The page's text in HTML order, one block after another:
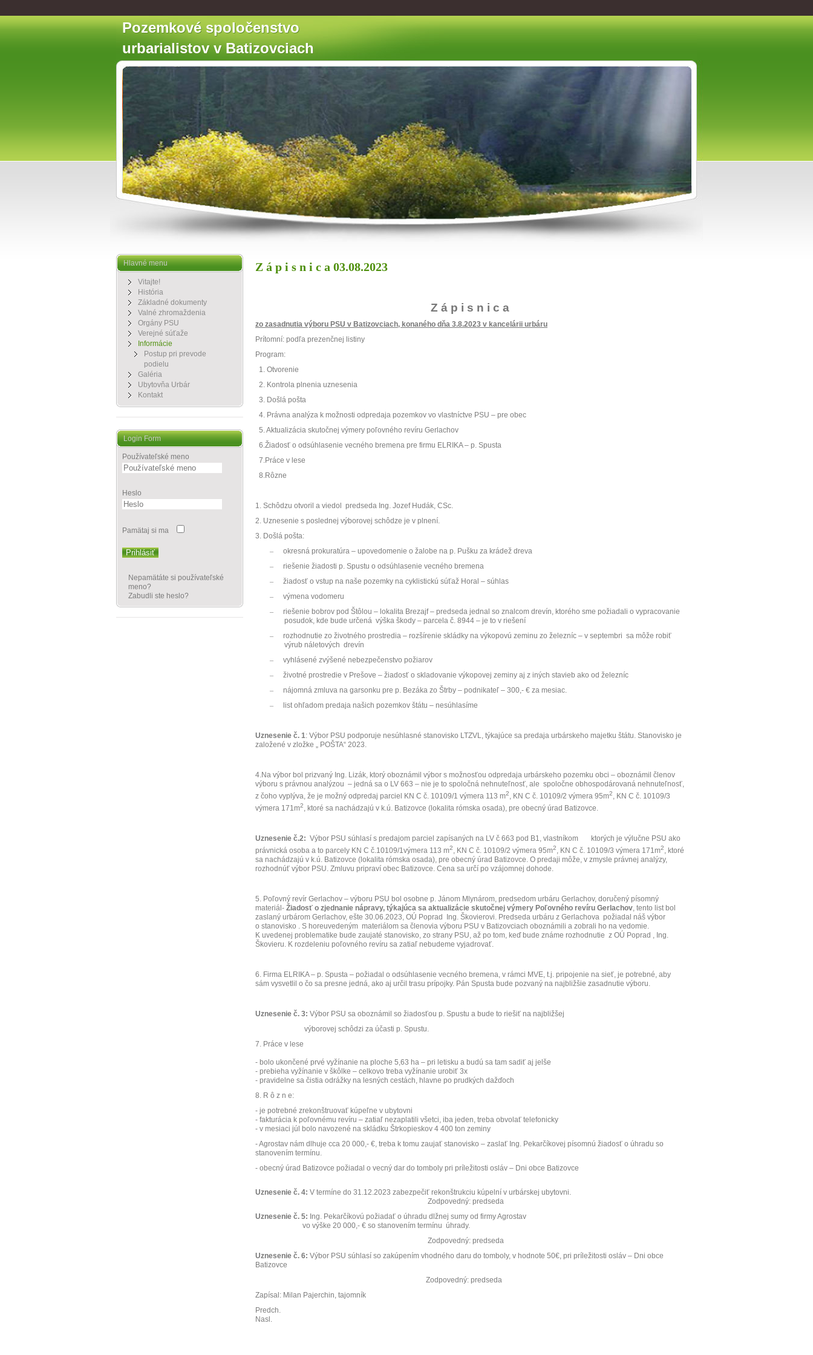
Pozemkové spoločenstvo
urbarialistov v Batizovciach
Hlavné menu
Vitajte!
História
Základné dokumenty
Valné zhromaždenia
Orgány PSU
Verejné súťaže
Informácie
Postup pri prevode
podielu
Galéria
Ubytovňa Urbár
Kontakt
Login Form
Používateľské meno
Heslo
Pamätaj si ma
Prihlásiť
Nepamätáte si používateľské
meno?
Zabudli ste heslo?
Z á p i s n i c a 03.08.2023
Z á p i s n i c a
zo zasadnutia výboru PSU v Batizovciach, konaného dňa 3.8.2023 v kancelárii urbáru
Prítomní: podľa prezenčnej listiny
Program:
1. Otvorenie
2. Kontrola plnenia uznesenia
3. Došlá pošta
4. Právna analýza k možnosti odpredaja pozemkov vo vlastníctve PSU – pre obec
5. Aktualizácia skutočnej výmery poľovného revíru Gerlachov
6.Žiadosť o odsúhlasenie vecného bremena pre firmu ELRIKA – p. Spusta
7.Práce v lese
8.Rôzne
1. Schôdzu otvoril a viedol
predseda Ing. Jozef Hudák, CSc.
2. Uznesenie s poslednej výborovej schôdze je v plnení.
3. Došlá pošta:
–
okresná prokuratúra – upovedomenie o žalobe na p. Pušku za krádež dreva
–
riešenie žiadosti p. Spustu o odsúhlasenie vecného bremena
–
žiadosť o vstup na naše pozemky na cyklistickú súťaž Horal – súhlas
–
výmena vodomeru
–
riešenie bobrov pod Štôlou – lokalita Brezajf – predseda jednal so znalcom drevín, ktorého sme požiadali o vypracovanie
posudok, kde bude určená výška škody – parcela č. 8944 – je to v riešení
–
rozhodnutie zo životného prostredia – rozšírenie skládky na výkopovú zeminu zo železníc – v septembri sa môže robiť
výrub náletových drevín
–
vyhlásené zvýšené nebezpečenstvo požiarov
–
životné prostredie v Prešove – žiadosť o skladovanie výkopovej zeminy aj z iných stavieb ako od železníc
–
nájomná zmluva na garsonku pre p. Bezáka zo Štrby – podnikateľ – 300,- € za mesiac.
–
list ohľadom predaja našich pozemkov štátu – nesúhlasíme
Uznesenie č. 1: Výbor PSU podporuje nesúhlasné stanovisko LTZVL, týkajúce sa predaja urbárskeho majetku štátu. Stanovisko je
založené v zložke „ POŠTA“ 2023.
4.Na výbor bol prizvaný Ing. Lizák, ktorý oboznámil výbor s možnosťou odpredaja urbárskeho pozemku obci – oboznámil členov
výboru s právnou analýzou – jedná sa o LV 663 – nie je to spoločná nehnuteľnosť, ale spoločne obhospodárovaná nehnuteľnosť,
z čoho vyplýva, že je možný odpredaj parciel KN C č. 10109/1 výmera 113 m2, KN C č. 10109/2 výmera 95m2, KN C č. 10109/3
výmera 171m2, ktoré sa nachádzajú v k.ú. Batizovce (lokalita rómska osada), pre obecný úrad Batizovce.
Uznesenie č.2: Výbor PSU súhlasí s predajom parciel zapísaných na LV č 663 pod B1, vlastníkom
ktorých je výlučne PSU ako
právnická osoba a to parcely KN C č.10109/1výmera 113 m2, KN C č. 10109/2 výmera 95m2, KN C č. 10109/3 výmera 171m2, ktoré
sa nachádzajú v k.ú. Batizovce (lokalita rómska osada), pre obecný úrad Batizovce. O predaji môže, v zmysle právnej analýzy,
rozhodnúť výbor PSU. Zmluvu pripraví obec Batizovce. Cena sa určí po vzájomnej dohode.
5. Poľovný revír Gerlachov – výboru PSU bol osobne p. Jánom Mlynárom, predsedom urbáru Gerlachov, doručený písomný
materiál- Žiadosť o zjednanie nápravy, týkajúca sa aktualizácie skutočnej výmery Poľovného revíru Gerlachov, tento list bol
zaslaný urbárom Gerlachov, ešte 30.06.2023, OÚ Poprad
Ing. Škovierovi. Predseda urbáru z Gerlachova požiadal náš výbor
o stanovisko . S horeuvedeným materiálom sa členovia výboru PSU v Batizovciach oboznámili a zobrali ho na vedomie.
K uvedenej problematike bude zaujaté stanovisko, zo strany PSU, až po tom, keď bude známe rozhodnutie z OÚ Poprad , Ing.
Škovieru. K rozdeleniu poľovného revíru sa zatiaľ nebudeme vyjadrovať.
6. Firma ELRIKA – p. Spusta – požiadal o odsúhlasenie vecného bremena, v rámci MVE, t.j. pripojenie na sieť, je potrebné, aby
sám vysvetlil o čo sa presne jedná, ako aj určil trasu prípojky. Pán Spusta bude pozvaný na najbližšie zasadnutie výboru.
Uznesenie č. 3: Výbor PSU sa oboznámil so žiadosťou p. Spustu a bude to riešiť na najbližšej
výborovej schôdzi za účasti p. Spustu.
7. Práce v lese
- bolo ukončené prvé vyžínanie na ploche 5,63 ha – pri letisku a budú sa tam sadiť aj jelše
- prebieha vyžínanie v škôlke – celkovo treba vyžínanie urobiť 3x
- pravidelne sa čistia odrážky na lesných cestách, hlavne po prudkých dažďoch
8. R ô z n e:
- je potrebné zrekonštruovať kúpeľne v ubytovni
- fakturácia k poľovnému revíru – zatiaľ nezaplatili všetci, iba jeden, treba obvolať telefonicky
- v mesiaci júl bolo navozené na skládku Štrkopieskov 4 400 ton zeminy
- Agrostav nám dlhuje cca 20 000,- €, treba k tomu zaujať stanovisko – zaslať Ing. Pekarčíkovej písomnú žiadosť o úhradu so
stanovením termínu.
- obecný úrad Batizovce požiadal o vecný dar do tomboly pri príležitosti osláv – Dni obce Batizovce
Uznesenie č. 4: V termíne do 31.12.2023 zabezpečiť rekonštrukciu kúpelní v urbárskej ubytovni.
Zodpovedný: predseda
Uznesenie č. 5: Ing. Pekarčíkovú požiadať o úhradu dlžnej sumy od firmy Agrostav
vo výške 20 000,- € so stanovením termínu úhrady.
Zodpovedný: predseda
Uznesenie č. 6: Výbor PSU súhlasí so zakúpením vhodného daru do tomboly, v hodnote 50€, pri príležitosti osláv – Dni obce
Batizovce
Zodpovedný: predseda
Zapísal: Milan Pajerchin, tajomník
Predch.
Nasl.